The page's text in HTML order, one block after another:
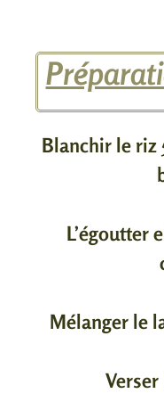
Blanchir le riz
L’égoutter
Mélanger le